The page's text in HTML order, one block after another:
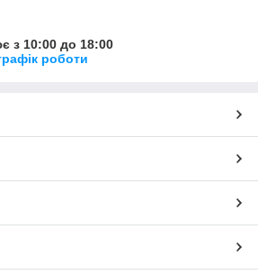
з 10:00 до 18:00
роботи